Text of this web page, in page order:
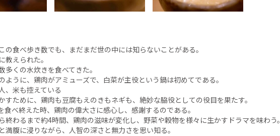
の食べ歩き数でも、まだまだ世の中には知らないことがある。
教えられた。
多くの水炊きを食べてきた。
ように、鶏肉がアミューズで、白菜が主役という鍋は初めてである。
、米も控えている
すために、鶏肉も豆腐もえのきもネギも、絶妙な脇役としての役目を果たす。
食べ終えた時、鶏肉の偉大さに感心し、感謝するのである。
終わるまで約4時間、鶏肉の滋味が変化し、野菜や穀物を様々に生かすドラマを味わう。
満腹に浸りながら、人智の深さと無力さを思い知る。